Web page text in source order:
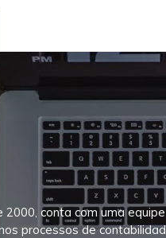
INÍCIO
conta com uma
processos de